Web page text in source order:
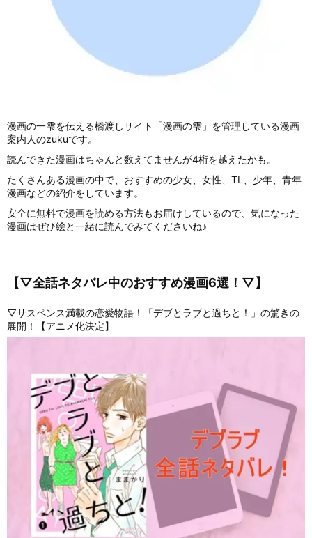
漫画の一雫を伝える橋渡しサイト「漫画の雫」を管理している漫画
案内人のzukuです。
読んできた漫画はちゃんと数えてませんが4桁を越えたかも。
たくさんある漫画の中で、おすすめの少女、女性、TL、少年、青年
漫画などの紹介をしています。
安全に無料で漫画を読める方法もお届けしているので、気になった
漫画はぜひ絵と一緒に読んでみてくださいね♪
【▽全話ネタバレ中のおすすめ漫画6選！▽】
▽サスペンス満載の恋愛物語！「デブとラブと過ちと！」の驚きの
展開！【アニメ化決定】